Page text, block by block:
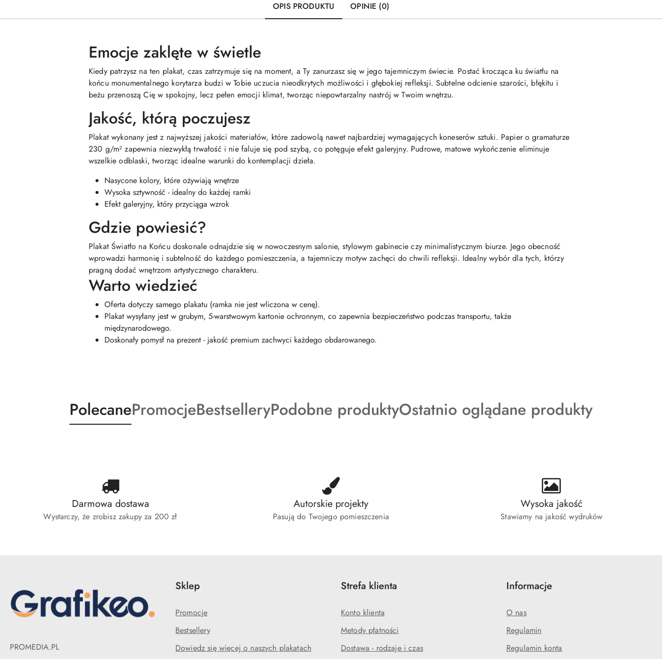
OPIS PRODUKTU OPINIE (0)
Emocje zaklęte w świetle
Kiedy patrzysz na ten plakat, czas zatrzymuje się na moment, a Ty zanurzasz się w jego tajemniczym świecie. Postać krocząca ku światłu na
końcu monumentalnego korytarza budzi w Tobie uczucia nieodkrytych możliwości i głębokiej refleksji. Subtelne odcienie szarości, błękitu i
beżu przenoszą Cię w spokojny, lecz pełen emocji klimat, tworząc niepowtarzalny nastrój w Twoim wnętrzu.
Jakość, którą poczujesz
Plakat wykonany jest z najwyższej jakości materiałów, które zadowolą nawet najbardziej wymagających koneserów sztuki. Papier o gramaturze
230 g/m² zapewnia niezwykłą trwałość i nie faluje się pod szybą, co potęguje efekt galeryjny. Pudrowe, matowe wykończenie eliminuje
wszelkie odblaski, tworząc idealne warunki do kontemplacji dzieła.
Nasycone kolory, które ożywiają wnętrze
Wysoka sztywność - idealny do każdej ramki
Efekt galeryjny, który przyciąga wzrok
Gdzie powiesić?
Plakat Światło na Końcu doskonale odnajdzie się w nowoczesnym salonie, stylowym gabinecie czy minimalistycznym biurze. Jego obecność
wprowadzi harmonię i subtelność do każdego pomieszczenia, a tajemniczy motyw zachęci do chwili refleksji. Idealny wybór dla tych, którzy
pragną dodać wnętrzom artystycznego charakteru.
Warto wiedzieć
Oferta dotyczy samego plakatu (ramka nie jest wliczona w cenę).
Plakat wysyłany jest w grubym, 5-warstwowym kartonie ochronnym, co zapewnia bezpieczeństwo podczas transportu, także
międzynarodowego.
Doskonały pomysł na prezent - jakość premium zachwyci każdego obdarowanego.
Pomiń karuzelę produktów
Produkty
o
PolecaneProdukty
o
PromocjeProdukty
BestselleryProdukty
Podobne produktyProdukty
Ostatnio oglądane produkty
Darmowa dostawa
Wystarczy, że zrobisz zakupy za 200 zł
Autorskie projekty
Pasują do Twojego pomieszczenia
Wysoka jakość
Stawiamy na jakość wydruków
PROMEDIA.PL
Sklep
Promocje
Bestsellery
Dowiedz się więcej o naszych plakatach
Strefa klienta
Konto klienta
Metody płatności
Dostawa - rodzaje i czas
Informacje
O nas
Regulamin
Regulamin konta